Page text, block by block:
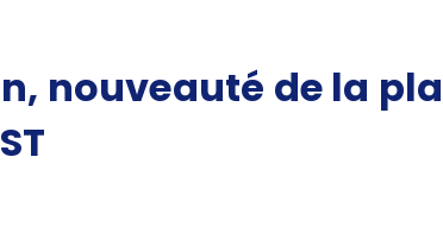
nouveauté de la